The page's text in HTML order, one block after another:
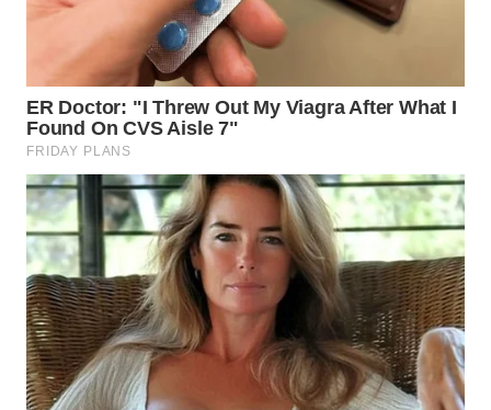
LANGKAT
TAPANULI
SELATAN
WN
TANJUNG
LESUNG
WN
KARO
WN
SIMALUNGUN